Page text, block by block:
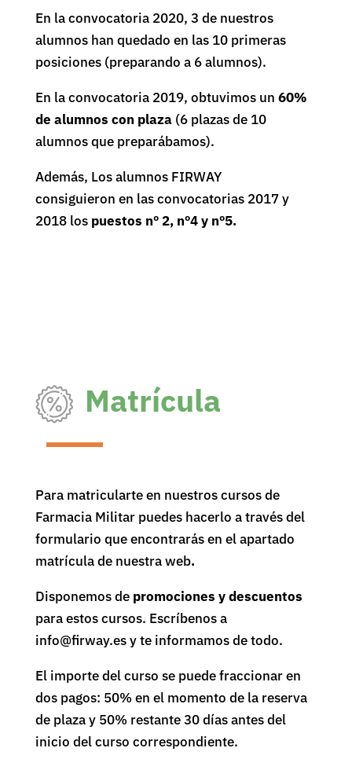
En la convocatoria 2020, 3 de nuestros
alumnos han quedado en las 10 primeras
posiciones (preparando a 6 alumnos).
En la convocatoria 2019, obtuvimos un 60%
de alumnos con plaza (6 plazas de 10
alumnos que preparábamos).
Además, Los alumnos FIRWAY
consiguieron en las convocatorias 2017 y
2018 los puestos nº 2, nº4 y nº5.
Matrícula
Para matricularte en nuestros cursos de
Farmacia Militar puedes hacerlo a través del
formulario que encontrarás en el apartado
matrícula de nuestra web.
Disponemos de promociones y descuentos
para estos cursos. Escríbenos a
info@firway.es y te informamos de todo.
El importe del curso se puede fraccionar en
dos pagos: 50% en el momento de la reserva
de plaza y 50% restante 30 días antes del
inicio del curso correspondiente.